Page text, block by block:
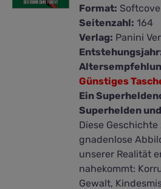
Format:
Seitenzahl: 164
Verlag: Panini
Günstiges
Ein
Superhelden
Diese
gnadenlose
unserer Realität
nahekommt:
Gewalt,